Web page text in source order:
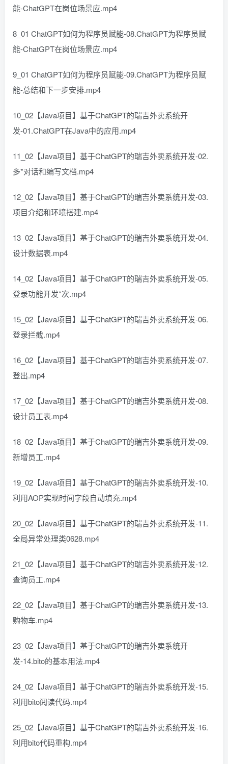
能-ChatGPT在岗位场景应.mp4
8_01 ChatGPT如何为程序员赋能-08.ChatGPT为程序员赋
能-ChatGPT在岗位场景应.mp4
9_01 ChatGPT如何为程序员赋能-09.ChatGPT为程序员赋
能-总结和下一步安排.mp4
10_02【Java项目】基于ChatGPT的瑞吉外卖系统开
发-01.ChatGPT在Java中的应用.mp4
11_02【Java项目】基于ChatGPT的瑞吉外卖系统开发-02.
多*对话和编写文档.mp4
12_02【Java项目】基于ChatGPT的瑞吉外卖系统开发-03.
项目介绍和环境搭建.mp4
13_02【Java项目】基于ChatGPT的瑞吉外卖系统开发-04.
设计数据表.mp4
14_02【Java项目】基于ChatGPT的瑞吉外卖系统开发-05.
登录功能开发*次.mp4
15_02【Java项目】基于ChatGPT的瑞吉外卖系统开发-06.
登录拦截.mp4
16_02【Java项目】基于ChatGPT的瑞吉外卖系统开发-07.
登出.mp4
17_02【Java项目】基于ChatGPT的瑞吉外卖系统开发-08.
设计员工表.mp4
18_02【Java项目】基于ChatGPT的瑞吉外卖系统开发-09.
新增员工.mp4
19_02【Java项目】基于ChatGPT的瑞吉外卖系统开发-10.
利用AOP实现时间字段自动填充.mp4
20_02【Java项目】基于ChatGPT的瑞吉外卖系统开发-11.
全局异常处理类0628.mp4
21_02【Java项目】基于ChatGPT的瑞吉外卖系统开发-12.
查询员工.mp4
22_02【Java项目】基于ChatGPT的瑞吉外卖系统开发-13.
购物车.mp4
23_02【Java项目】基于ChatGPT的瑞吉外卖系统开
发-14.bito的基本用法.mp4
24_02【Java项目】基于ChatGPT的瑞吉外卖系统开发-15.
利用bito阅读代码.mp4
25_02【Java项目】基于ChatGPT的瑞吉外卖系统开发-16.
利用bito代码重构.mp4